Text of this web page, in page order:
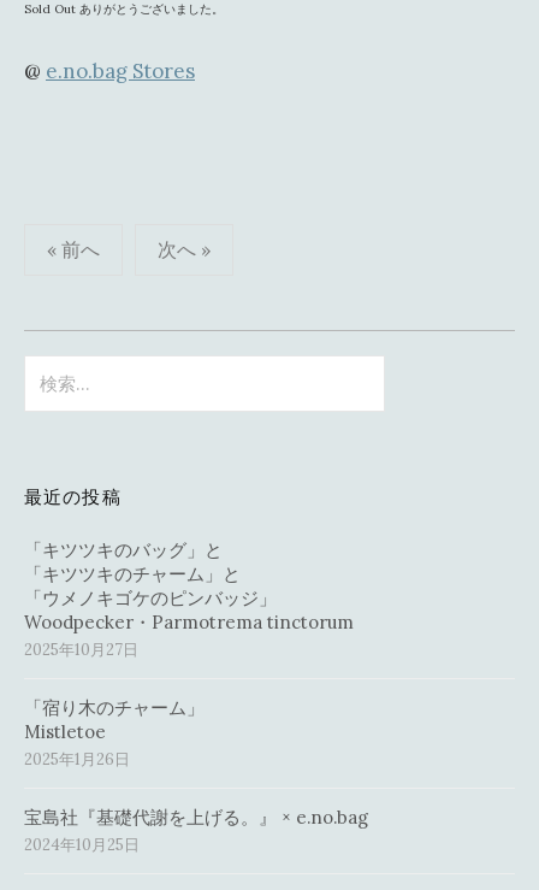
Sold Out ありがとうございました。
@ e.no.bag Stores
投
の
ペ
ー
送
り
« 前へ 次へ »
索:
最近の投稿
「キツツキのバッグ」と
「キツツキのチャーム」と
「ウメノキゴケのピンバッジ」
Woodpecker・Parmotrema tinctorum
2025年10月27日
「宿り木のチャーム」
Mistletoe
2025年1月26日
宝島社『基礎代謝を上げる。』 × e.no.bag
2024年10月25日